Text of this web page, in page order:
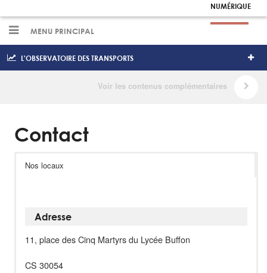
NUMÉRIQUE
MENU PRINCIPAL
L'OBSERVATOIRE DES TRANSPORTS
Contact
Nos locaux
Adresse
11, place des Cinq Martyrs du Lycée Buffon
CS 30054